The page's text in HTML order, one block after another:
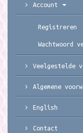
Account
Registreren
Wachtwoord
Veelgestelde
Algemene
English
Contact